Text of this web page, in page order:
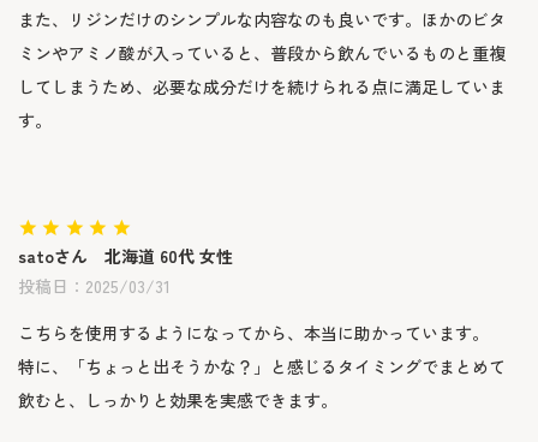
また、リジンだけのシンプルな内容なのも良いです。ほかのビタ
ミンやアミノ酸が入っていると、普段から飲んでいるものと重複
してしまうため、必要な成分だけを続けられる点に満足していま
す。
sato 北海道 60代 女性
投稿日
2025/03/31
こちらを使用するようになってから、本当に助かっています。
特に、「ちょっと出そうかな？」と感じるタイミングでまとめて
飲むと、しっかりと効果を実感できます。